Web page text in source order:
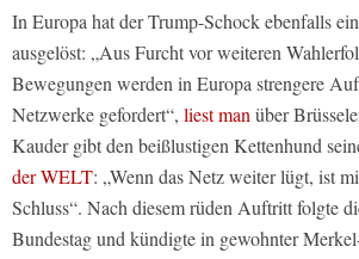
In Europa hat der Trump-Schock ebenfalls
ausgelöst: „Aus Furcht vor weiteren
Bewegungen werden in Europa strengere
Netzwerke gefordert“, liest manüber
Kauder gibt den beißlustigen Kettenhund
der WELT: „Wenn das Netz weiter lügt, ist
Schluss“. Nach diesem rüden Auftritt folgte
Bundestag und kündigte in gewohnter